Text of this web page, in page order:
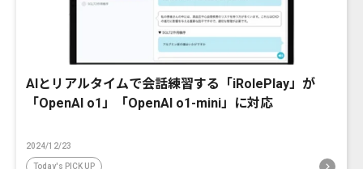
AIとリアルタイムで会話練習する「iRolePlay」が
「OpenAI o1」「OpenAI o1-mini」に対応
2024/12/23
Today's PICK UP